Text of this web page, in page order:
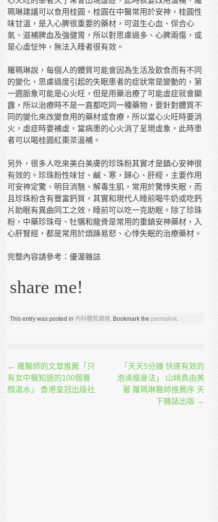
珮琳建議可以食用桂圓，桂圓在中醫常用於安神，桂圓性
味甘溫，是入心脾很重要的藥材，可滋生心血、保合心
氣、滋補脾血及強健胃，所以對思慮過多、心脾兩傷，或
是心虛怔忡，無法入睡者很有效。
羅珮琳說，每個人的體質可能會因為生活及飲食而有不同
的變化，思慮過度引起的失眠患者的症狀常是變動的，第
一週脈象可能是心火旺，但是用藥治療了可能虛症就會顯
露，所以治療時不是一直都吃同一種藥物，要針對體質不
同的變化來改變食用的藥材或食療，所以當心火旺時要消
火，虛症時要補虛，當病患的心火消了呈現虛象，此時患
者可以喝桂圓紅棗茶溫補。
另外，很多人吃來美白美膚的珍珠粉其實才是鎮心安神很
有效的。珍珠粉性味甘、鹹、寒，歸心、肝經，主要作用
可安神定驚、明目消翳、解毒生肌，常用於驚悸失眠，而
且珍珠粉含有豐富鈣質，其實和現代人睡前喝牛奶或吃鈣
片助眠有異曲同工之效，睡前可以吃一克助眠。除了珍珠
粉，中藥珍珠母、牡犡和龍骨是常用的重鎮安神藥材，入
心肝腎經，都是常用於煩躁易怒、心悸失眠的治療藥材。
完整內容請參考：優渥雜誌
share me!
This entry was posted in 內科體質調理. Bookmark the permalink.
Post navigation
← 羅醫師的文章推薦「只
有女中醫知道的100個養
顏湯水」 香港皇冠出版社
「天天5分鐘 快速有效的
泡澡瘦身法」 山崎真由美
著 羅珮琳醫師推薦序 天
下雜誌出版 →